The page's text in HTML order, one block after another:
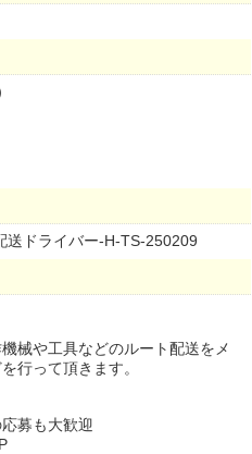
送ドライバー-H-TS-250209
械や工具などのルート配送をメ
行って頂きます。
募も大歓迎